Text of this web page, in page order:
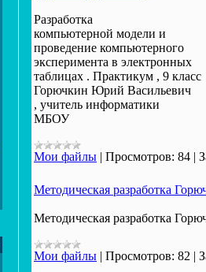
Разработка
компьютерной модели и
проведение компьютерного
эксперимента в электронных
таблицах . Практикум , 9 класс
Горючкин Юрий Васильевич
, учитель информатики
МБОУ
Мои файлы | Просмотров: 84 |
Методическая разработка
Методическая разработка
Мои файлы | Просмотров: 82 |